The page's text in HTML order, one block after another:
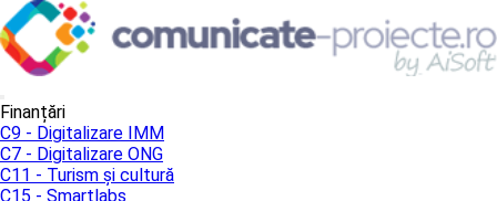
Finanțări
C9 - Digitalizare IMM
C7 - Digitalizare ONG
C11 - Turism și cultură
C15 - Smartlabs